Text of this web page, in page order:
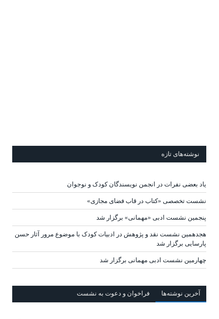
نوشته‌های تازه
یاد بعضی نفرات در انجمن نویسندگان کودک و نوجوان
نشست تخصصی «کتاب در قاب فضای مجازی»
پنجمین نشست ادبی «مهمانی» برگزار شد
هجدهمین نشست نقد و پژوهش در ادبیات کودک با موضوع مرور آثار حسن
پارسایی برگزار شد
چهارمین نشست ادبی مهمانی برگزار شد
آخرين‌ نوشته‌ها فراخوان و دعوت به نشست